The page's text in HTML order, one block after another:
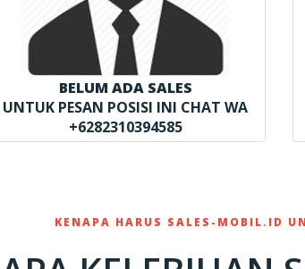
BELUM ADA SALES
UNTUK PESAN POSISI INI CHAT WA
+6282310394585
KENAPA HARUS SALES-MOBIL.ID